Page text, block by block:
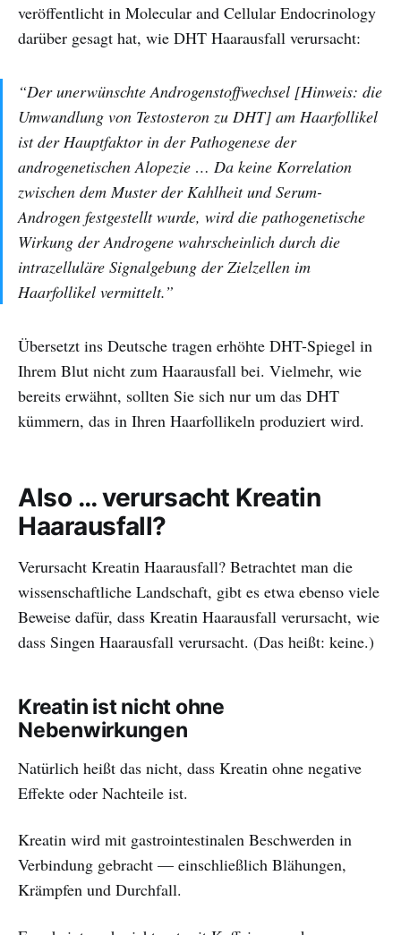
veröffentlicht in Molecular and Cellular Endocrinology
darüber gesagt hat, wie DHT Haarausfall verursacht:
“Der unerwünschte Androgenstoffwechsel [Hinweis: die
Umwandlung von Testosteron zu DHT] am Haarfollikel
ist der Hauptfaktor in der Pathogenese der
androgenetischen Alopezie … Da keine Korrelation
zwischen dem Muster der Kahlheit und Serum-
Androgen festgestellt wurde, wird die pathogenetische
Wirkung der Androgene wahrscheinlich durch die
intrazelluläre Signalgebung der Zielzellen im
Haarfollikel vermittelt.”
Übersetzt ins Deutsche tragen erhöhte DHT-Spiegel in
Ihrem Blut nicht zum Haarausfall bei. Vielmehr, wie
bereits erwähnt, sollten Sie sich nur um das DHT
kümmern, das in Ihren Haarfollikeln produziert wird.
Also … verursacht Kreatin
Haarausfall?
Verursacht Kreatin Haarausfall? Betrachtet man die
wissenschaftliche Landschaft, gibt es etwa ebenso viele
Beweise dafür, dass Kreatin Haarausfall verursacht, wie
dass Singen Haarausfall verursacht. (Das heißt: keine.)
Kreatin ist nicht ohne
Nebenwirkungen
Natürlich heißt das nicht, dass Kreatin ohne negative
Effekte oder Nachteile ist.
Kreatin wird mit gastrointestinalen Beschwerden in
Verbindung gebracht — einschließlich Blähungen,
Krämpfen und Durchfall.